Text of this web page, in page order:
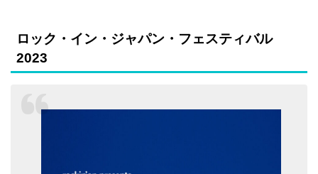
ロック・イン・ジャパン・フェスティバル
2023